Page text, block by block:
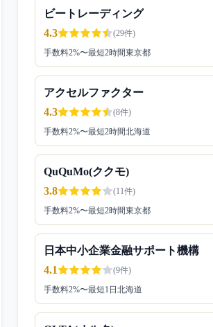
ビートレーディング
4.3
(29件)
手数料2%〜最短2時間東京都
アクセルファクター
4.3
(8件)
手数料2%〜最短2時間北海道
QuQuMo(ククモ)
3.8
(11件)
手数料2%〜最短2時間東京都
日本中小企業金融サポート機構
4.1
(9件)
手数料2%〜最短1日 北海道